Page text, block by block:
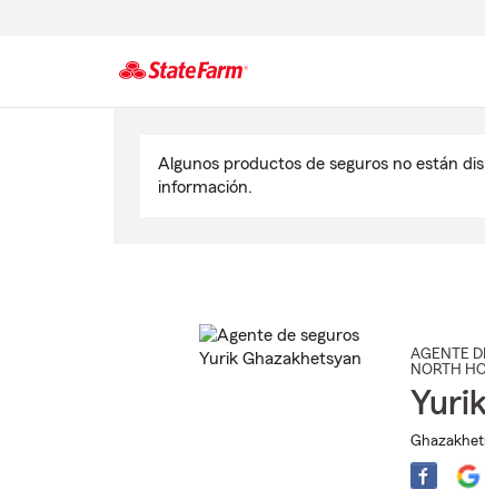
Algunos productos de seguros no están
información.
AGENTE
NORTH